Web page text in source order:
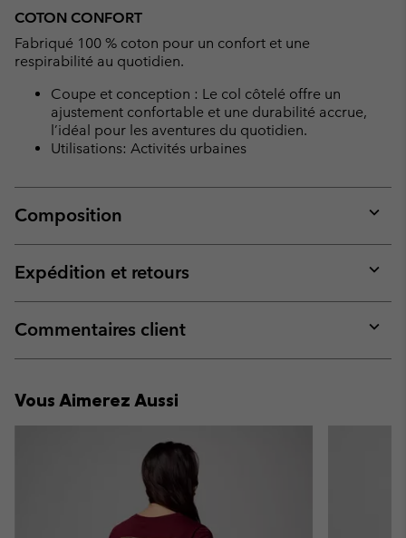
COTON CONFORT
Fabriqué 100 % coton pour un confort et une
respirabilité au quotidien.
Coupe et conception : Le col côtelé offre un
ajustement confortable et une durabilité accrue,
l’idéal pour les aventures du quotidien.
Utilisations: Activités urbaines
Composition
or
Expédition et retours
or
Commentaires client
or
Vous Aimerez Aussi